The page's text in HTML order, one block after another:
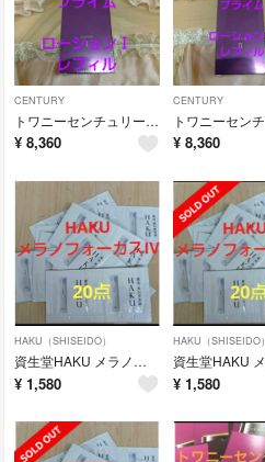
CENTURY
トワニーセンチュリープライムローションⅠレフィル
¥ 8,360
CENTURY
¥ 8,360
HAKU（SHISEIDO）
資生堂HAKU メラノフォーカスIVハク美白美容液20個セット
¥ 1,580
HAKU（SHISEIDO）
¥ 1,580